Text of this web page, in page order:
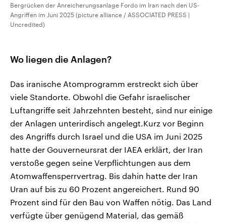
Bergrücken der Anreicherungsanlage Fordo im Iran nach den US-
Angriffen im Juni 2025 (picture alliance / ASSOCIATED PRESS |
Uncredited)
Wo liegen die Anlagen?
Das iranische ⁠Atomprogramm erstreckt sich über
viele Standorte. Obwohl die Gefahr israelischer
Luftangriffe seit Jahrzehnten besteht, sind nur einige
der Anlagen unterirdisch angelegt.Kurz vor Beginn
des Angriffs durch Israel und die USA im Juni 2025
hatte der Gouverneursrat der IAEA erklärt, der Iran
verstoße gegen seine Verpflichtungen aus dem
Atomwaffensperrvertrag. Bis dahin hatte der Iran
Uran auf bis zu 60 Prozent angereichert. Rund 90
Prozent sind für den Bau von Waffen nötig. Das Land
verfügte über genügend Material, das gemäß